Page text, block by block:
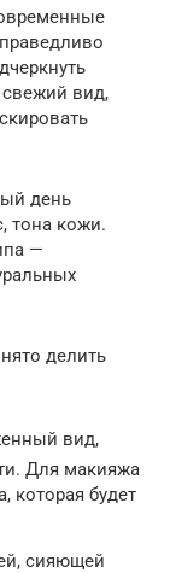
свежий вид,
день
тона кожи.
—
делить
вид,
Для макияжа
которая будет
сияющей